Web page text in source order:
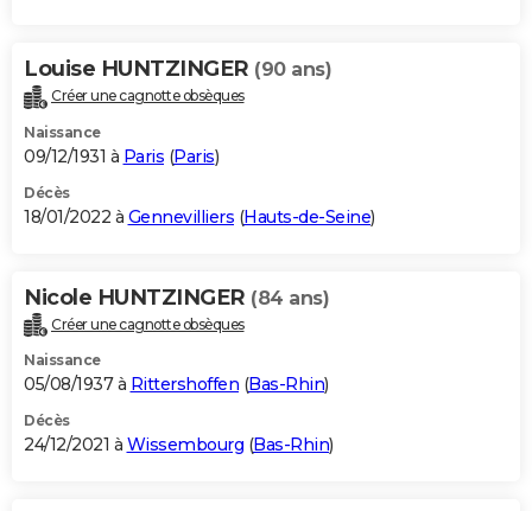
Louise HUNTZINGER (90 ans)
Créer une cagnotte obsèques
Naissance
09/12/1931 à Paris (Paris)
Décès
18/01/2022 à Gennevilliers (Hauts-de-Seine)
Nicole HUNTZINGER (84 ans)
Créer une cagnotte obsèques
Naissance
05/08/1937 à Rittershoffen (Bas-Rhin)
Décès
24/12/2021 à Wissembourg (Bas-Rhin)